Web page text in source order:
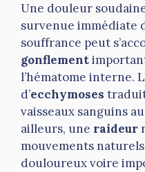
Une douleur
survenue immédiate
souffrance peut
gonflement
l’hématome interne.
d’ecchymoses
vaisseaux sanguins
ailleurs, une raideur
mouvements
douloureux voire